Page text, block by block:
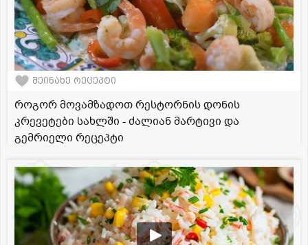
შეინახე რეცეპტი
როგორ მოვამზადოთ რესტორნის დონის
კრევეტები სახლში - ძალიან მარტივი და
გემრიელი რეცეპტი